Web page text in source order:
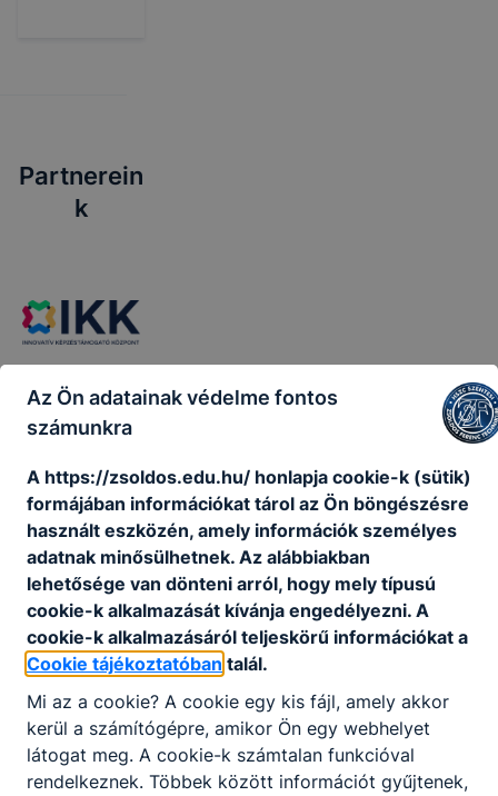
Partnerein
k
Az Ön adatainak védelme fontos
számunkra
A https://zsoldos.edu.hu/ honlapja cookie-k (sütik)
formájában információkat tárol az Ön böngészésre
használt eszközén, amely információk személyes
adatnak minősülhetnek. Az alábbiakban
lehetősége van dönteni arról, hogy mely típusú
cookie-k alkalmazását kívánja engedélyezni. A
cookie-k alkalmazásáról teljeskörű információkat a
Cookie tájékoztatóban talál.
Mi az a cookie? A cookie egy kis fájl, amely akkor
kerül a számítógépre, amikor Ön egy webhelyet
látogat meg. A cookie-k számtalan funkcióval
rendelkeznek. Többek között információt gyűjtenek,